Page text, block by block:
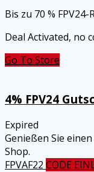
Bis zu 70 %
Deal Activated, no
Go To Store
4% FPV24
Expired
Genießen Sie
Shop.
FPVAF22 CODE